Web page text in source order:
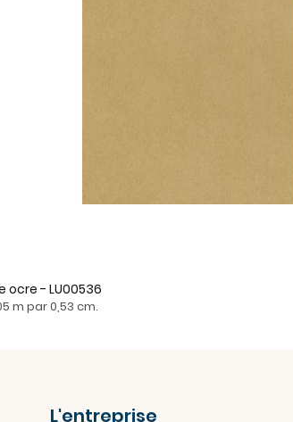
ocre - LU00536
m par 0,53 cm.
L'entreprise